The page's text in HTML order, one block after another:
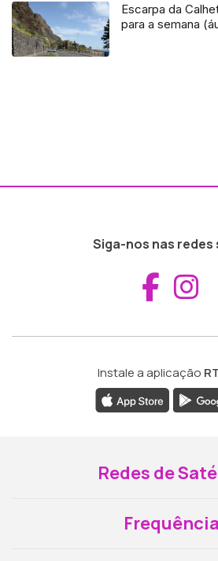
Escarpa da
para a semana
Siga-nos nas redes
Instale a aplicação
Redes de